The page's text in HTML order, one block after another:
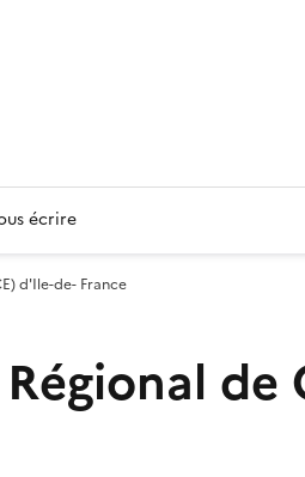
écrire
d'Ile-de- France
de